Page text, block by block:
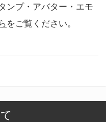
ンプ・アバター・エモ
をご覧ください。